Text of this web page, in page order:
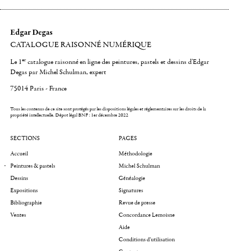
Edgar Degas
CATALOGUE RAISONNÉ NUMÉRIQUE
Le 1er catalogue raisonné en ligne des peintures, pastels et dessins d'Edgar
Degas par Michel Schulman, expert
75014 Paris - France
Tous les contenus de ce site sont protégés par les dispositions légales et réglementaires sur les droits de la
propriété intellectuelle.Dépot légal BNF : 1er décembre 2022
SECTIONS
Accueil
Peintures & pastels
Dessins
Expositions
Bibliographie
Ventes
PAGES
Méthodologie
Michel Schulman
Généalogie
Signatures
Revue de presse
Concordance Lemoisne
Aide
Conditions d'utilisation